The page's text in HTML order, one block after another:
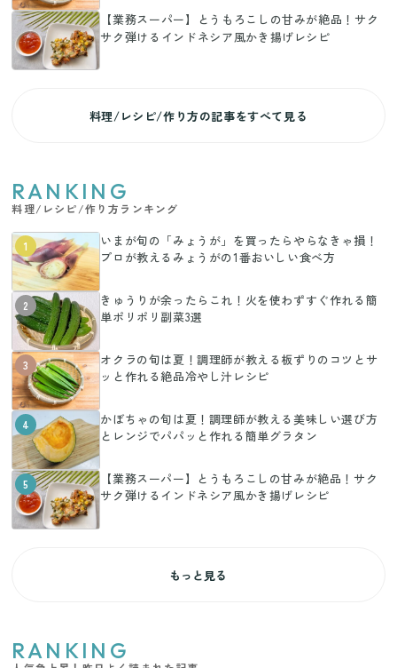
【業務スーパー】とうもろこしの甘みが絶品！サク
サク弾けるインドネシア風かき揚げレシピ
料理/レシピ/作り方の記事をすべて見る
RANKING
料理/レシピ/作り方ランキング
1
いまが旬の「みょうが」を買ったらやらなきゃ損！
プロが教えるみょうがの1番おいしい食べ方
2
きゅうりが余ったらこれ！火を使わずすぐ作れる簡
単ポリポリ副菜3選
3
オクラの旬は夏！調理師が教える板ずりのコツとサ
ッと作れる絶品冷やし汁レシピ
4
かぼちゃの旬は夏！調理師が教える美味しい選び方
とレンジでパパッと作れる簡単グラタン
5
【業務スーパー】とうもろこしの甘みが絶品！サク
サク弾けるインドネシア風かき揚げレシピ
もっと見る
RANKING